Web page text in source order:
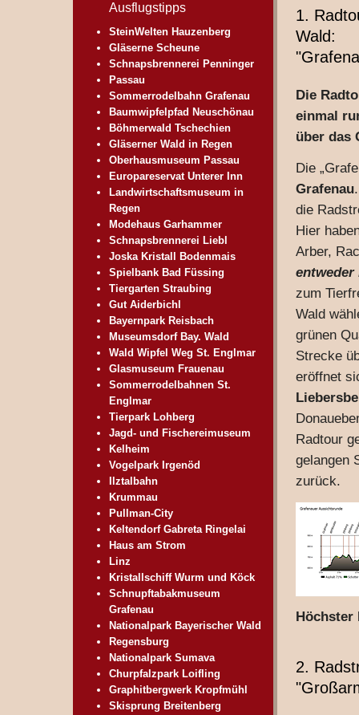
Ausflugstipps
SteinWelten Hauzenberg
Gläserne Scheune
Schnapsbrennerei Penninger
Passau
Sommerrodelbahn Grafenau
Baumwipfelpfad Neuschönau
Böhmerwald Tschechien
Gläserner Wald in Regen
Oberhausmuseum Passau
Europareservat Unterer Inn
Landwirtschaftsmuseum in
Regen
Modehaus Garhammer
Schnapsbrennerei Liebl
Joska Kristall Bodenmais
Spielbank Bad Füssing
Tiergarten Straubing
Gut Aiderbichl
Bayernpark Reisbach
Museumsdorf Bay. Wald
Wald Wipfel Weg St. Englmar
Glasmuseum Frauenau
Sommerrodelbahnen St.
Englmar
Tierpark Lohberg
Jagd- und Fischereimuseum
Kelheim
Vogelpark Irgenöd
Ilztalbahn
Krummau
Pullman-City
Keltendorf Gabreta Ringelai
Haus am Strom
Linz
Kristallschiff Wurm und Köck
Schnupftabakmuseum
Grafenau
Nationalpark Bayerischer Wald
Regensburg
Nationalpark Sumava
Churpfalzpark Loifling
Graphitbergwerk Kropfmühl
Skisprung Breitenberg
1.
Wald:
Die
einmal
über das
Die
Grafenau
die
Hier
Arber,
entweder
zum
Wald
grünen
Strecke
eröffnet
Radtour
gelangen
zurück.
Höchster
2.